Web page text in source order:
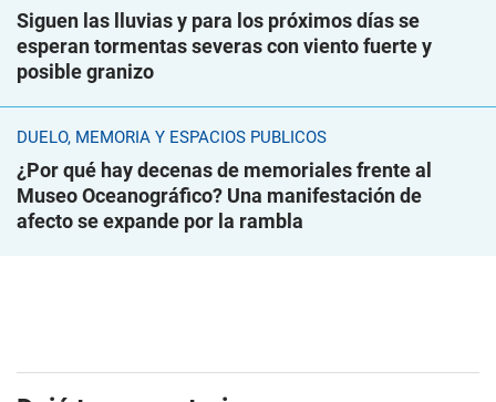
Siguen las lluvias y para los próximos días se
esperan tormentas severas con viento fuerte y
posible granizo
DUELO, MEMORIA Y ESPACIOS PÚBLICOS
¿Por qué hay decenas de memoriales frente al
Museo Oceanográfico? Una manifestación de
afecto se expande por la rambla